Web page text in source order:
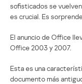
sofisticados se
es crucial. Es
El anuncio de Office
Office 2003 y 2007.
Esta es una
documento más